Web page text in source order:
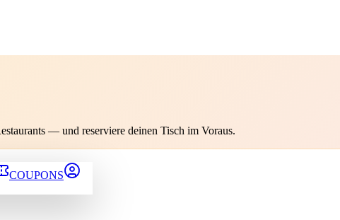
— und reserviere deinen Tisch im Voraus.
COUPONS